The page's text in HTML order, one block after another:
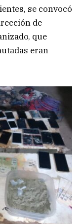
se convocó
de
que
eran